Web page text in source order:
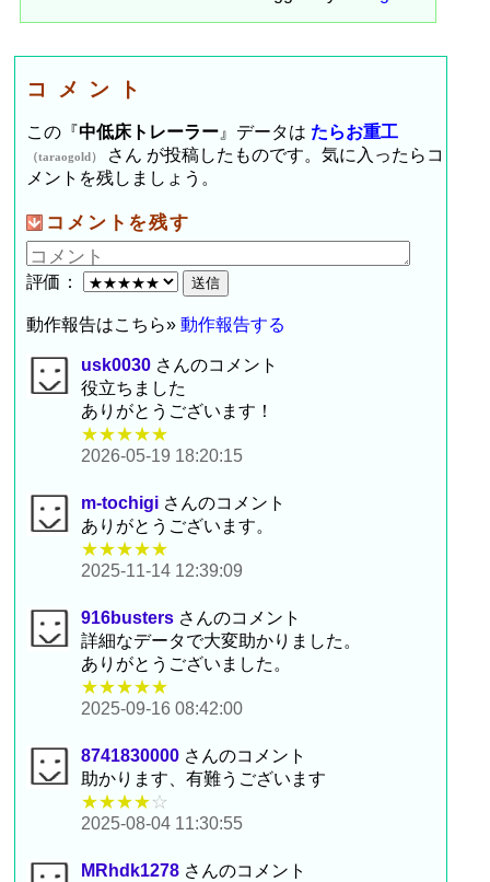
コメント
この『中低床トレーラー 』データは たらお重工
（taraogold）
さん が投稿したものです。気に入ったらコ
メントを残しましょう。
コメントを残す
評価：
動作報告はこちら»動作報告する
usk0030 さんのコメント
役立ちました
ありがとうございます！
★★★★★
2026-05-19 18:20:15
m-tochigi さんのコメント
ありがとうございます。
★★★★★
2025-11-14 12:39:09
916busters さんのコメント
詳細なデータで大変助かりました。
ありがとうございました。
★★★★★
2025-09-16 08:42:00
8741830000 さんのコメント
助かります、有難うございます
★★★★☆
2025-08-04 11:30:55
MRhdk1278 さんのコメント